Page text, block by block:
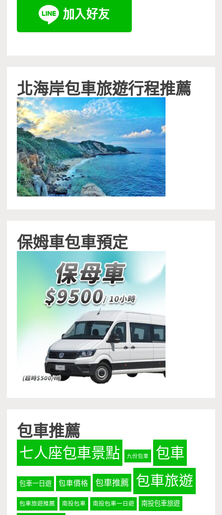
北海岸包車旅遊行程推薦
保姆車包車預定
包車推薦
七人座包車景點 九份包車 包車
包車一日遊 包車價格 包車推薦 包車旅遊
包車旅遊推薦 南投包車 南投包車一日遊 南投包車旅遊